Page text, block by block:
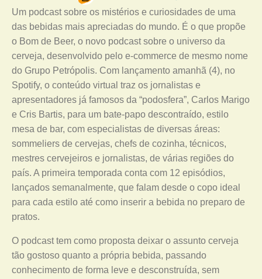
Um podcast sobre os mistérios e curiosidades de uma
das bebidas mais apreciadas do mundo. É o que propõe
o Bom de Beer, o novo podcast sobre o universo da
cerveja, desenvolvido pelo e-commerce de mesmo nome
do Grupo Petrópolis. Com lançamento amanhã (4), no
Spotify, o conteúdo virtual traz os jornalistas e
apresentadores já famosos da “podosfera”, Carlos Marigo
e Cris Bartis, para um bate-papo descontraído, estilo
mesa de bar, com especialistas de diversas áreas:
sommeliers de cervejas, chefs de cozinha, técnicos,
mestres cervejeiros e jornalistas, de várias regiões do
país. A primeira temporada conta com 12 episódios,
lançados semanalmente, que falam desde o copo ideal
para cada estilo até como inserir a bebida no preparo de
pratos.
O podcast tem como proposta deixar o assunto cerveja
tão gostoso quanto a própria bebida, passando
conhecimento de forma leve e desconstruída, sem